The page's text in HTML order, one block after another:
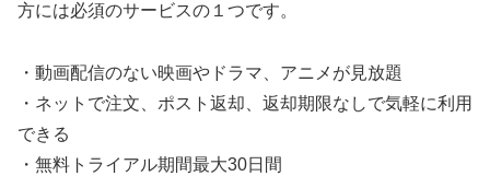
方には必須のサービスの１つです。
・動画配信のない映画やドラマ、アニメが見放題
・ネットで注文、ポスト返却、返却期限なしで気軽に利用
できる
・無料トライアル期間最大30日間